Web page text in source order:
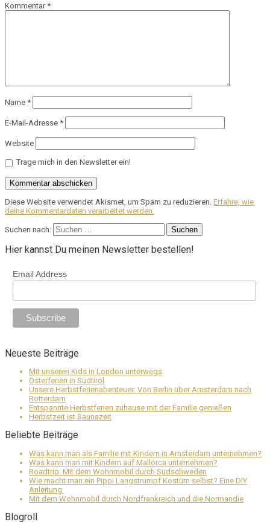
Kommentar*
Name *
E-Mail-Adresse *
Website
Trage mich in den Newsletter ein!
Diese Website verwendet Akismet, um Spam zu reduzieren. Erfahre, wie
deine Kommentardaten verarbeitet werden.
Suchen nach:
Hier kannst Du meinen Newsletter bestellen!
Email Address
Neueste Beiträge
Mit unseren Kids in London unterwegs
Osterferien in Südtirol
Unsere Herbstferienabenteuer: Von Berlin über Amsterdam nach
Rotterdam
Entspannte Herbstferien zuhause mit der Familie genießen
Herbstzeit ist Saunazeit
Beliebte Beiträge
Was kann man als Familie mit Kindern in Amsterdam unternehmen?
Was kann man mit Kindern auf Mallorca unternehmen?
Roadtrip: Mit dem Wohnmobil durch Südschweden
Wie macht man ein Pippi Langstrumpf Kostüm selbst? Eine DIY
Anleitung
Mit dem Wohnmobil durch Nordfrankreich und die Normandie
Blogroll